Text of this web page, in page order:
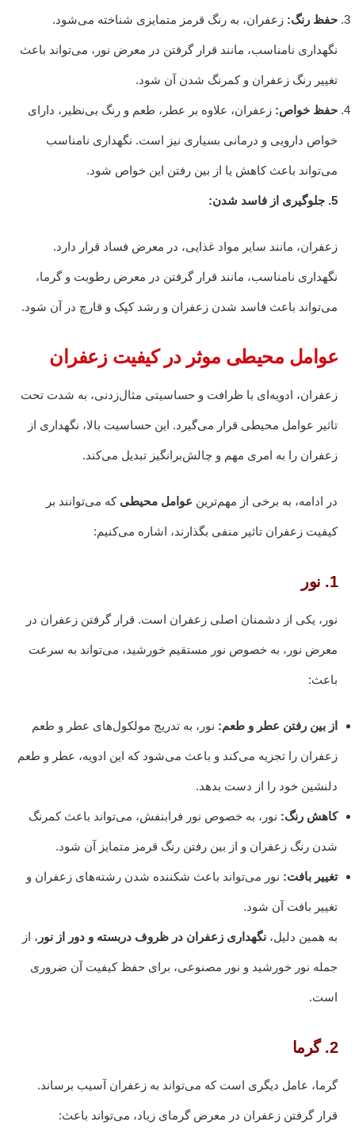
حفظ رنگ: زعفران، به رنگ قرمز متمایزی شناخته می‌شود.
نگهداری نامناسب، مانند قرار گرفتن در معرض نور، می‌تواند باعث
تغییر رنگ زعفران و کمرنگ شدن آن شود.
حفظ خواص: زعفران، علاوه بر عطر، طعم و رنگ بی‌نظیر، دارای
خواص دارویی و درمانی بسیاری نیز است. نگهداری نامناسب
می‌تواند باعث کاهش یا از بین رفتن این خواص شود.
5. جلوگیری از فاسد شدن:
زعفران، مانند سایر مواد غذایی، در معرض فساد قرار دارد.
نگهداری نامناسب، مانند قرار گرفتن در معرض رطوبت و گرما،
می‌تواند باعث فاسد شدن زعفران و رشد کپک و قارچ در آن شود.
عوامل محیطی موثر در کیفیت زعفران
زعفران، ادویه‌ای با ظرافت و حساسیتی مثال‌زدنی، به شدت تحت
تاثیر عوامل محیطی قرار می‌گیرد. این حساسیت بالا، نگهداری از
زعفران را به امری مهم و چالش‌برانگیز تبدیل می‌کند.
در ادامه، به برخی از مهم‌ترین عوامل محیطی که می‌توانند بر
کیفیت زعفران تاثیر منفی بگذارند، اشاره می‌کنیم:
1. نور
نور، یکی از دشمنان اصلی زعفران است. قرار گرفتن زعفران در
معرض نور، به خصوص نور مستقیم خورشید، می‌تواند به سرعت
باعث:
از بین رفتن عطر و طعم: نور، به تدریج مولکول‌های عطر و طعم
زعفران را تجزیه می‌کند و باعث می‌شود که این ادویه، عطر و طعم
دلنشین خود را از دست بدهد.
کاهش رنگ: نور، به خصوص نور فرابنفش، می‌تواند باعث کمرنگ
شدن رنگ زعفران و از بین رفتن رنگ قرمز متمایز آن شود.
تغییر بافت: نور می‌تواند باعث شکننده شدن رشته‌های زعفران و
تغییر بافت آن شود.
به همین دلیل، نگهداری زعفران در ظروف دربسته و دور از نور ، از
جمله نور خورشید و نور مصنوعی، برای حفظ کیفیت آن ضروری
است.
2. گرما
گرما، عامل دیگری است که می‌تواند به زعفران آسیب برساند.
قرار گرفتن زعفران در معرض گرمای زیاد، می‌تواند باعث: